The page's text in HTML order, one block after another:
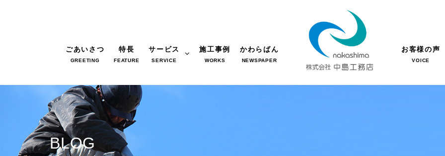
ごあいさつ
GREETING
特長
FEATURE
サービス
SERVICE
施工事例
WORKS
かわらばん
NEWSPAPER
お客様の声
VOICE
BLOG